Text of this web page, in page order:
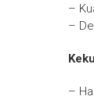
–
–
–